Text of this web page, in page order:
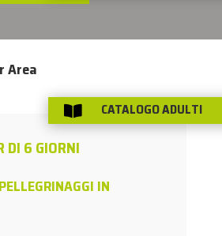
DI 6 GIORNI
PELLEGRINAGGI IN
 CATALOGO ADULTI